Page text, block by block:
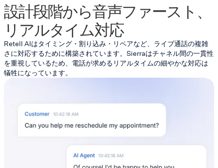
設計段階から音声ファースト、
リアルタイム対応
Retell AIはタイミング・割り込み・リペアなど、ライブ通話の複雑
さに対応するために構築されています。Sierraはチャネル間の一貫性
を重視しているため、電話が求めるリアルタイムの細やかな対応は
犠牲になっています。